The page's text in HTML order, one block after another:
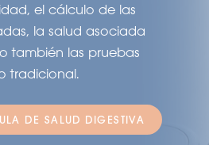
el cálculo de las
la salud asociada
también las pruebas
tradicional.
DE SALUD DIGESTIVA